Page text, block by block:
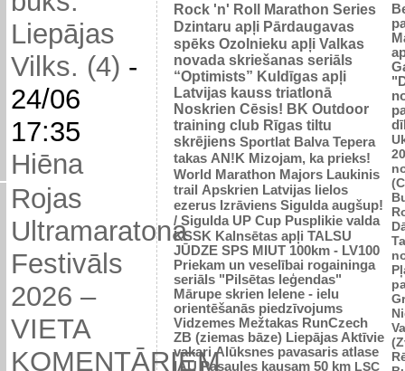
Liepājas
Vilks. (4) -
24/06
17:35
Hiēna
Rojas
Ultramaratona
Festivāls
2026 –
VIETA
KOMENTĀRIEM
Rock 'n' Roll Marathon Series
Dzintaru apļi Pārdaugavas
spēks Ozolnieku apļi Valkas
novada skriešanas seriāls
“Optimists” Kuldīgas apļi
Latvijas kauss triatlonā
Noskrien Cēsis! BK Outdoor
training club Rīgas tiltu
skrējiens Sportlat Balva Tepera
takas AN!K Mizojam, ka prieks!
World Marathon Majors Laukinis
trail Apskrien Latvijas lielos
ezerus Izrāviens Sigulda augšup!
/ Sigulda UP Cup Pusplikie valda
KSSK Kalnsētas apļi TALSU
JŪDZE SPS MIUT 100km - LV100
Priekam un veselībai rogaininga
seriāls "Pilsētas leģendas"
Mārupe skrien Ielene - ielu
orientēšanās piedzīvojums
Vidzemes Mežtakas RunCzech
ZB (ziemas bāze) Liepājas Aktīvie
vakari Alūksnes pavasaris atlase
IAU Pasaules kausam 50 km LSC